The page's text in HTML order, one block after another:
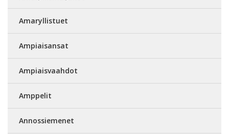
Amaryllistuet
Ampiaisansat
Ampiaisvaahdot
Amppelit
Annossiemenet